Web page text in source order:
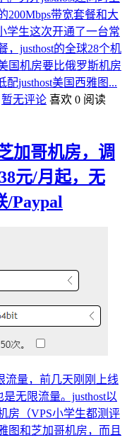
200Mbps带宽套餐和大
学生这次开通了一台常
，justhost的全球28个机
国机房要比俄罗斯机房
justhost美国西雅图...
暂无评论 喜欢 0 阅读
加哥机房，调
元/月起，无
/Paypal
流量，前几天刚刚上线
是无限流量。justhost以
房（VPS小学生都测评
图和芝加哥机房，而且